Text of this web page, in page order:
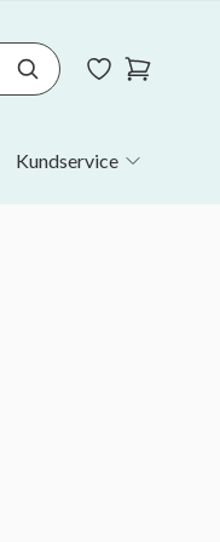
Kundservice